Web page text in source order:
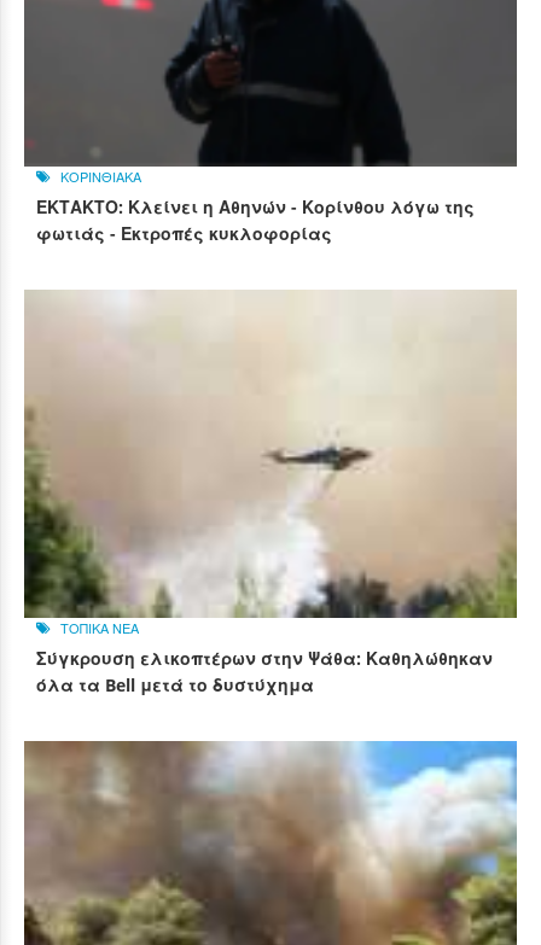
ΚΟΡΙΝΘΙΑΚΑ
ΕΚΤΑΚΤΟ: Κλείνει η Αθηνών - Κορίνθου λόγω της
φωτιάς - Εκτροπές κυκλοφορίας
ΤΟΠΙΚΑ ΝΕΑ
Σύγκρουση ελικοπτέρων στην Ψάθα: Καθηλώθηκαν
όλα τα Bell μετά το δυστύχημα